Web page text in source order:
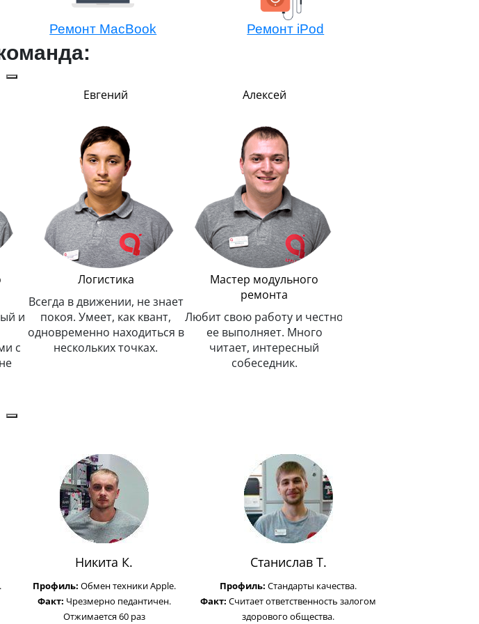
Ремонт MacBook Ремонт iPod
и
с
Евгений
Логистика
Всегда в движении, не знает
покоя. Умеет, как квант,
одновременно находиться в
нескольких точках.
Алексей
Мастер модульного
ремонта
Любит свою работу и честно
ее выполняет. Много
читает, интересный
собеседник.
Никита К.
Профиль: Обмен техники Apple.
Факт: Чрезмерно педантичен.
Отжимается 60 раз
Станислав Т.
Профиль: Стандарты качества.
Факт: Считает ответственность залогом
здорового общества.